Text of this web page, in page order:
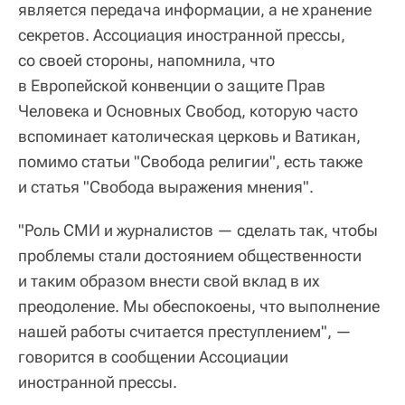
является передача информации, а не хранение
секретов. Ассоциация иностранной прессы,
со своей стороны, напомнила, что
в Европейской конвенции о защите Прав
Человека и Основных Свобод, которую часто
вспоминает католическая церковь и Ватикан,
помимо статьи "Свобода религии", есть также
и статья "Свобода выражения мнения".
"Роль СМИ и журналистов — сделать так, чтобы
проблемы стали достоянием общественности
и таким образом внести свой вклад в их
преодоление. Мы обеспокоены, что выполнение
нашей работы считается преступлением", —
говорится в сообщении Ассоциации
иностранной прессы.